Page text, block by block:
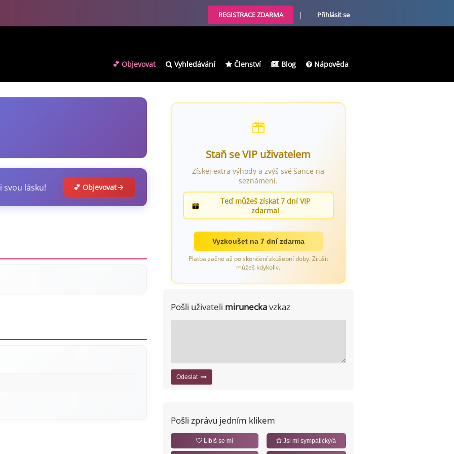
REGISTRACE ZDARMA | Přihlásit se
💕 Objevovat Vyhledávání Členství Blog Nápověda
svou lásku! 💕 Objevovat
Staň se VIP uživatelem
Získej extra výhody a zvýš své šance na
seznámení.
Teď můžeš získat 7 dní VIP
zdarma!
Vyzkoušet na 7 dní zdarma
Platba začne až po skončení zkušební doby. Zrušit
můžeš kdykoliv.
Pošli uživateli miruneckavzkaz
Odeslat
Pošli zprávu jedním klikem
Líbíš se mi Jsi mi sympatický/á